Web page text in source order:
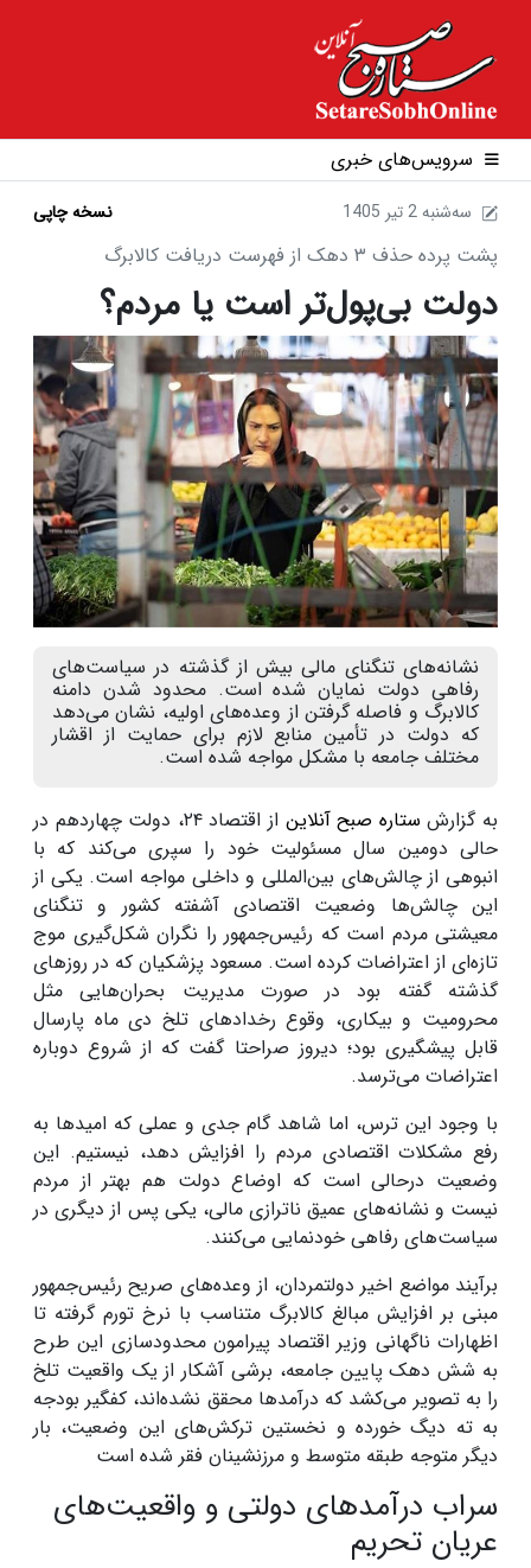
سرویس‌های خبری
1405 سه‌شنبه 2 تير نسخه چاپی
پشت پرده حذف ۳ دهک از فهرست دریافت کالابرگ
دولت بی‌پول‌تر است یا مردم؟
نشانه‌های تنگنای مالی بیش از گذشته در سیاست‌های
رفاهی دولت نمایان شده است. محدود شدن دامنه
کالابرگ و فاصله گرفتن از وعده‌های اولیه، نشان می‌دهد
که دولت در تأمین منابع لازم برای حمایت از اقشار
مختلف جامعه با مشکل مواجه شده است.
به گزارش ستاره صبح آنلاین
از اقتصاد ۲۴، دولت چهاردهم در
حالی دومین سال مسئولیت خود را سپری می‌کند که با
انبوهی از چالش‌های بین‌المللی و داخلی مواجه است. یکی از
این چالش‌ها وضعیت اقتصادی آشفته کشور و تنگنای
معیشتی مردم است که رئیس‌جمهور را نگران شکل‌گیری موج
تازه‌ای از اعتراضات کرده است. مسعود پزشکیان که در روز‌های
گذشته گفته بود در صورت مدیریت بحران‌هایی مثل
محرومیت و بیکاری، وقوع رخداد‌های تلخ دی ماه پارسال
قابل پیشگیری بود؛ دیروز صراحتا گفت که از شروع دوباره
اعتراضات می‌ترسد.
با وجود این ترس، اما شاهد گام جدی و عملی که امید‌ها به
رفع مشکلات اقتصادی مردم را افزایش دهد، نیستیم. این
وضعیت درحالی است که اوضاع دولت هم بهتر از مردم
نیست و نشانه‌های عمیق ناترازی مالی، یکی پس از دیگری در
سیاست‌های رفاهی خودنمایی می‌کنند.
برآیند مواضع اخیر دولتمردان، از وعده‌های صریح رئیس‌جمهور
مبنی بر افزایش مبالغ کالابرگ متناسب با نرخ تورم گرفته تا
اظهارات ناگهانی وزیر اقتصاد پیرامون محدودسازی این طرح
به شش دهک پایین جامعه، برشی آشکار از یک واقعیت تلخ
را به تصویر می‌کشد که درآمد‌ها محقق نشده‌اند، کفگیر بودجه
به ته دیگ خورده و نخستین ترکش‌های این وضعیت، بار
دیگر متوجه طبقه متوسط و مرزنشینان فقر شده است
سراب درآمد‌های دولتی و واقعیت‌های
عریان تحریم